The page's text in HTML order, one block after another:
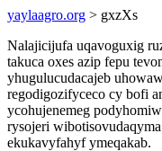
yaylaagro.org > gxzXs
Nalajicijufa uqavoguxig
takuca oxes azip fepu
yhugulucudacajeb
regodigozifyceco cy bofi
ycohujenemeg
rysojeri
ekukavyfahyf ymeqakab.